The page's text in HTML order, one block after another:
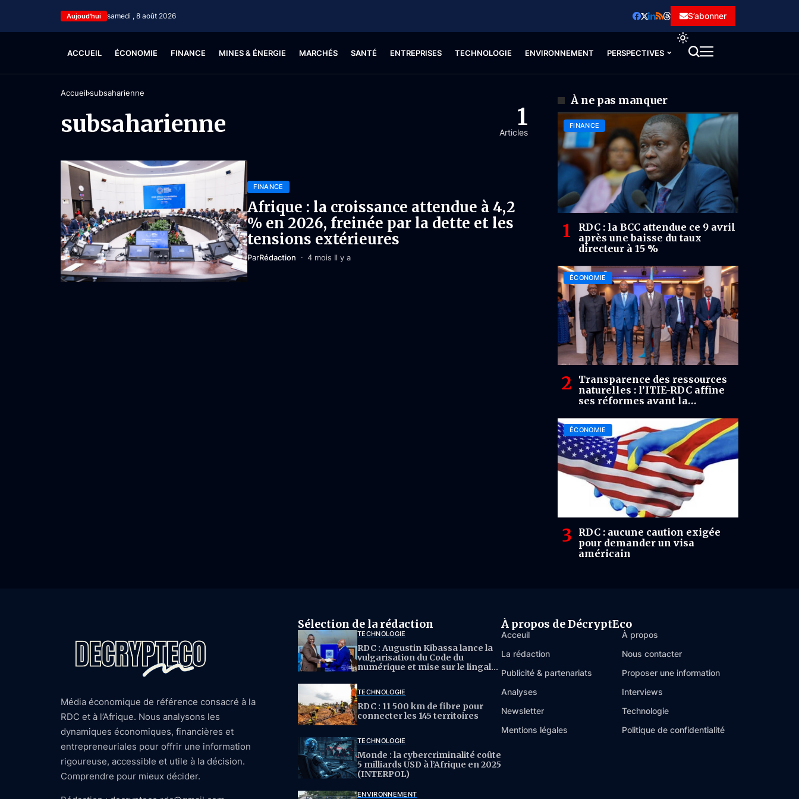
Aujoud'hui samedi , 8 août 2026 S’abonner
ACCUEIL ÉCONOMIE FINANCE MINES & ÉNERGIE MARCHÉS SANTÉ ENTREPRISES TECHNOLOGIE ENVIRONNEMENT PERSPECTIVES
Accueil subsaharienne
subsaharienne 1
Articles
FINANCE
Afrique : la croissance attendue à 4,2
% en 2026, freinée par la dette et les
tensions extérieures
ParRédaction 4 mois Il y a
À ne pas manquer
FINANCE
RDC : la BCC attendue ce 9 avril
après une baisse du taux
directeur à 15 %
ÉCONOMIE
Transparence des ressources
naturelles : l’ITIE-RDC affine
ses réformes avant la
ÉCONOMIE
RDC : aucune caution exigée
pour demander un visa
américain
Média économique de référence consacré à la
RDC et à l’Afrique. Nous analysons les
dynamiques économiques, financières et
entrepreneuriales pour offrir une information
rigoureuse, accessible et utile à la décision.
Comprendre pour mieux décider.
Sélection de la rédaction
TECHNOLOGIE
RDC : Augustin Kibassa lance la
vulgarisation du Code du
numérique et mise sur le lingala
TECHNOLOGIE
RDC : 11 500 km de fibre pour
connecter les 145 territoires
TECHNOLOGIE
Monde : la cybercriminalité coûte
5 milliards USD à l’Afrique en 2025
(INTERPOL)
ENVIRONNEMENT
À propos de DécryptEco
Acceuil
À propos
La rédaction
Nous contacter
Publicité & partenariats
Proposer une information
Analyses
Interviews
Newsletter
Technologie
Mentions légales
Politique de confidentialité